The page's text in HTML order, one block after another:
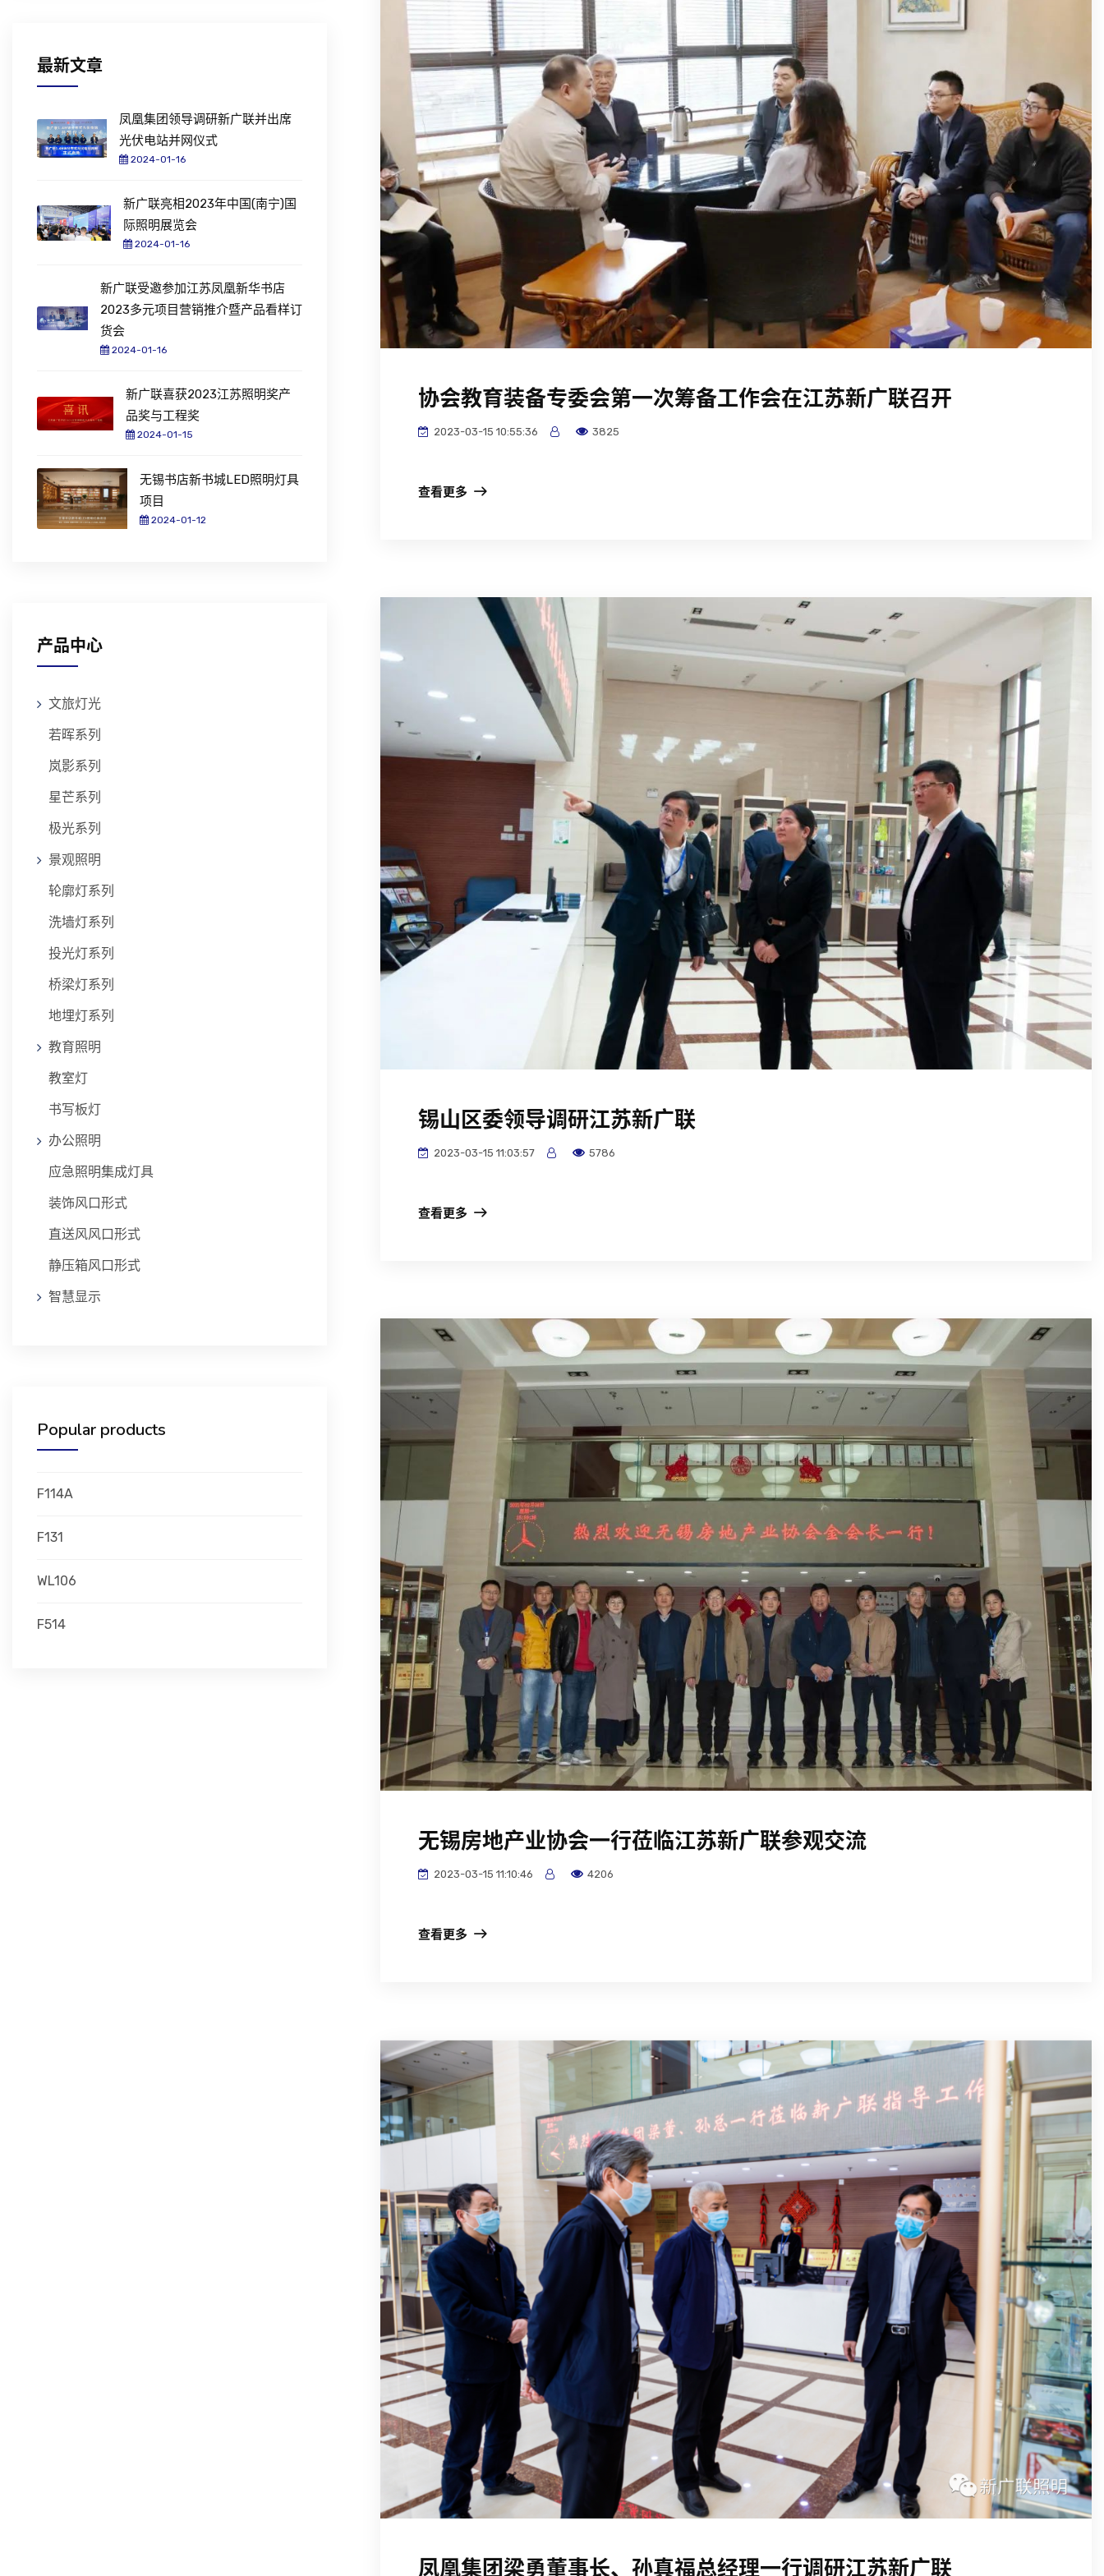
最新文章
凤凰集团领导调研新广联并出席
光伏电站并网仪式
2024-01-16
新广联亮相2023年中国(南宁)国
际照明展览会
2024-01-16
新广联受邀参加江苏凤凰新华书店
2023多元项目营销推介暨产品看样订
货会
2024-01-16
新广联喜获2023江苏照明奖产
品奖与工程奖
2024-01-15
无锡书店新书城LED照明灯具
项目
2024-01-12
产品中心
文旅灯光
若晖系列
岚影系列
星芒系列
极光系列
景观照明
轮廓灯系列
洗墙灯系列
投光灯系列
桥梁灯系列
地埋灯系列
教育照明
教室灯
书写板灯
办公照明
应急照明集成灯具
装饰风口形式
直送风风口形式
静压箱风口形式
智慧显示
Popular products
F114A
F131
WL106
F514
协会教育装备专委会第一次筹备工作会在江苏新广联召开
2023-03-15 10:55:36 3825
查看更多
锡山区委领导调研江苏新广联
2023-03-15 11:03:57 5786
查看更多
无锡房地产业协会一行莅临江苏新广联参观交流
2023-03-15 11:10:46 4206
查看更多
凤凰集团梁勇董事长、孙真福总经理一行调研江苏新广联